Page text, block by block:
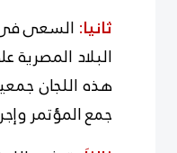
ثانيا: السعى
البلاد
هذه اللجان
جمع المؤتمر